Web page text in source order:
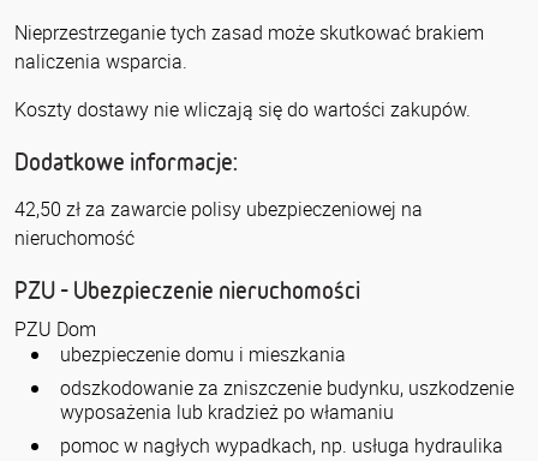
Nieprzestrzeganie tych zasad może skutkować brakiem
naliczenia wsparcia.
Koszty dostawy nie wliczają się do wartości zakupów.
Dodatkowe informacje:
42,50 zł za zawarcie polisy ubezpieczeniowej na
nieruchomość
PZU - Ubezpieczenie nieruchomości
PZU Dom
ubezpieczenie domu i mieszkania
odszkodowanie za zniszczenie budynku, uszkodzenie
wyposażenia lub kradzież po włamaniu
pomoc w nagłych wypadkach, np. usługa hydraulika